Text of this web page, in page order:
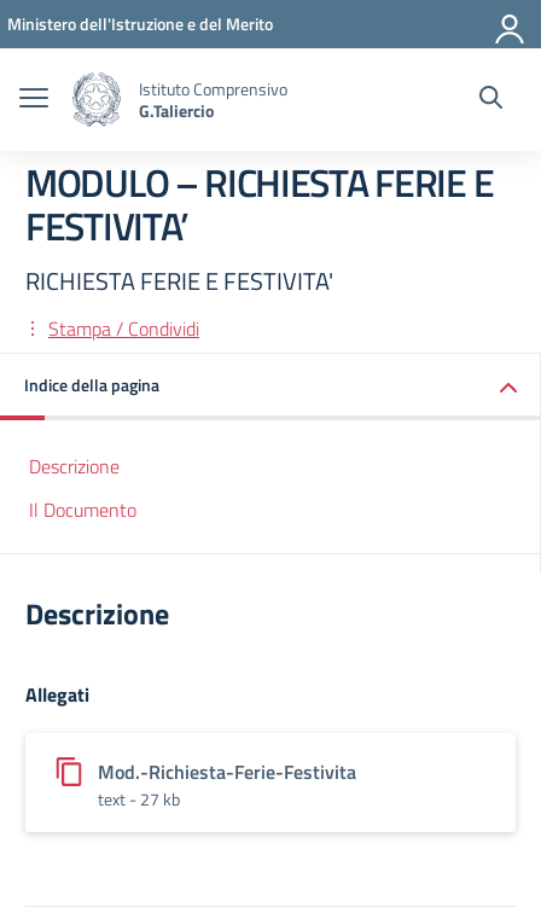
Vai ai contenuti
Vai al menu di navigazione
Vai al footer
Ministero dell'Istruzione e del Merito
Istituto Comprensivo
G.Taliercio
MODULO – RICHIESTA FERIE E
FESTIVITA’
RICHIESTA FERIE E FESTIVITA'
Stampa / Condividi
Indice della pagina
Descrizione
Il Documento
Descrizione
Allegati
Mod.-Richiesta-Ferie-Festivita
text - 27 kb